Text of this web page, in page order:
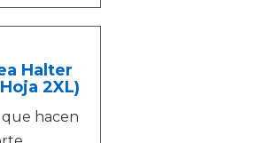
Halter
2XL)
que hacen